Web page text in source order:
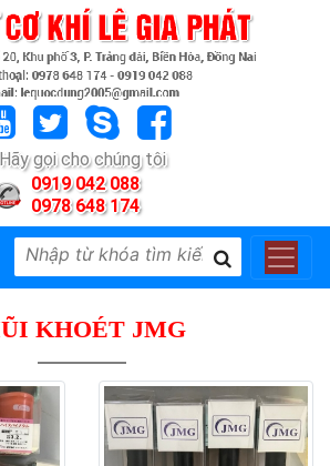
Hãy gọi cho chúng tôi
0919 042 088
0978 648 174
KHOÉT JMG